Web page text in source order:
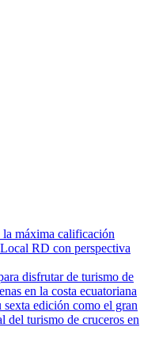
la máxima calificación
RD con perspectiva
disfrutar de turismo de
en la costa ecuatoriana
edición como el gran
del turismo de cruceros en